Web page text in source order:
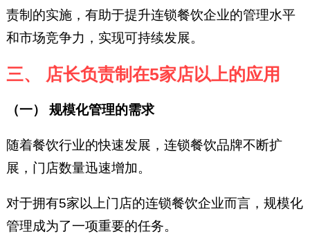
责制的实施，有助于提升连锁餐饮企业的管理水平
和市场竞争力，实现可持续发展。
三、 店长负责制在5家店以上的应用
（一） 规模化管理的需求
随着餐饮行业的快速发展，连锁餐饮品牌不断扩
展，门店数量迅速增加。
对于拥有5家以上门店的连锁餐饮企业而言，规模化
管理成为了一项重要的任务。